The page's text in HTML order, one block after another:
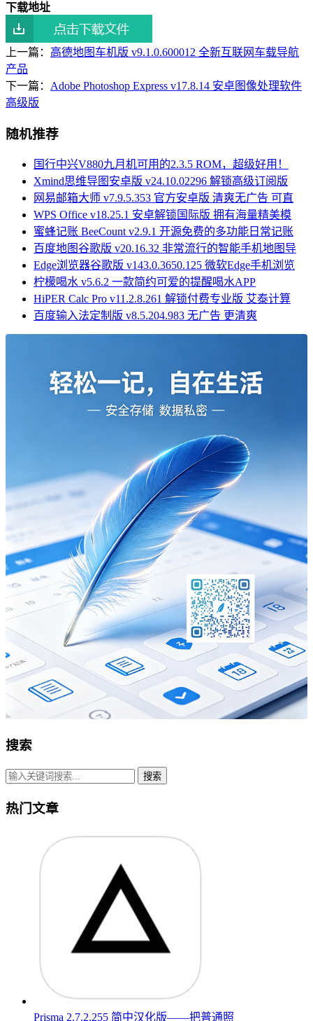
下载地址
上一篇： 高德地图车机版 v9.1.0.600012 全新互联网车载导航
产品
下一篇： Adobe Photoshop Express v17.8.14 安卓图像处理软件
高级版
随机推荐
国行中兴V880九月机可用的2.3.5 ROM，超级好用！
Xmind思维导图安卓版 v24.10.02296 解锁高级订阅版
网易邮箱大师 v7.9.5.353 官方安卓版 清爽无广告 可直
WPS Office v18.25.1 安卓解锁国际版 拥有海量精美模
蜜蜂记账 BeeCount v2.9.1 开源免费的多功能日常记账
百度地图谷歌版 v20.16.32 非常流行的智能手机地图导
Edge浏览器谷歌版 v143.0.3650.125 微软Edge手机浏览
柠檬喝水 v5.6.2 一款简约可爱的提醒喝水APP
HiPER Calc Pro v11.2.8.261 解锁付费专业版 艾泰计算
百度输入法定制版 v8.5.204.983 无广告 更清爽
搜索
搜索
热门文章
Prisma 2.7.2.255 简中汉化版——把普通照